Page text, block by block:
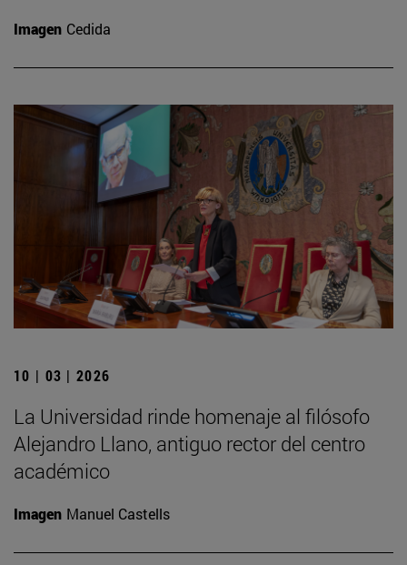
Imagen Cedida
10 | 03 | 2026
La Universidad rinde homenaje al filósofo
Alejandro Llano, antiguo rector del centro
académico
Imagen Manuel Castells